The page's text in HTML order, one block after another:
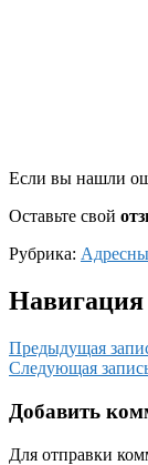
Если вы нашли
Оставьте свой
Рубрика:
Навигация
Предыдущая
Следующая
Добавить
Для отправки